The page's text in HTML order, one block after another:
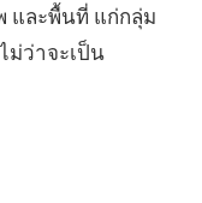
และพื้นที่ แก่กลุ่ม
ม่ว่าจะเป็น